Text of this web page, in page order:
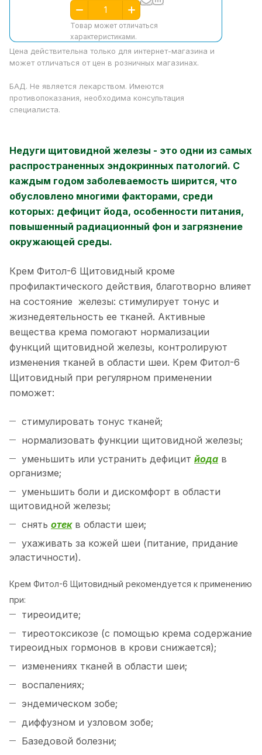
Товар может отличаться
характеристиками.
Цена действительна только для интернет-магазина и
может отличаться от цен в розничных магазинах.
БАД. Не является лекарством. Имеются
противопоказания, необходима консультация
специалиста.
Недуги щитовидной железы - это одни из самых
распространенных эндокринных патологий. С
каждым годом заболеваемость ширится, что
обусловлено многими факторами, среди
которых: дефицит йода, особенности питания,
повышенный радиационный фон и загрязнение
окружающей среды.
Крем Фитол-6 Щитовидный кроме
профилактического действия, благотворно влияет
на состояние железы: стимулирует тонус и
жизнедеятельность ее тканей. Активные
вещества крема помогают нормализации
функций щитовидной железы, контролируют
изменения тканей в области шеи. Крем Фитол-6
Щитовидный при регулярном применении
поможет:
стимулировать тонус тканей;
нормализовать функции щитовидной железы;
уменьшить или устранить дефицит йода в
организме;
уменьшить боли и дискомфорт в области
щитовидной железы;
снять отекв области шеи;
ухаживать за кожей шеи (питание, придание
эластичности).
Крем Фитол-6 Щитовидный рекомендуется к применению
при:
тиреоидите;
тиреотоксикозе (с помощью крема содержание
тиреоидных гормонов в крови снижается);
изменениях тканей в области шеи;
воспалениях;
эндемическом зобе;
диффузном и узловом зобе;
Базедовой болезни;